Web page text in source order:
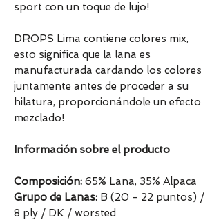
sport con un toque de lujo!
DROPS Lima contiene colores mix,
esto significa que la lana es
manufacturada cardando los colores
juntamente antes de proceder a su
hilatura, proporcionándole un efecto
mezclado!
Información sobre el producto
Composición: 65% Lana, 35% Alpaca
Grupo de Lanas: B (20 - 22 puntos) /
8 ply / DK / worsted